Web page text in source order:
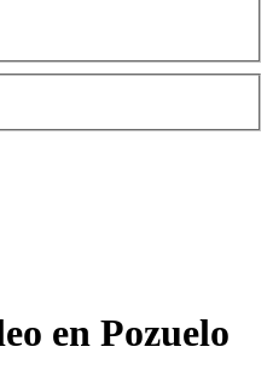
en Pozuelo